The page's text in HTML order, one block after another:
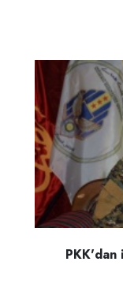
PKK'dan